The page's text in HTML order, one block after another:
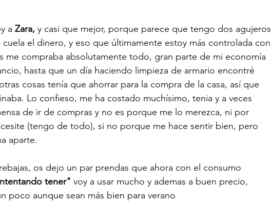
a Zara, y casi que mejor, porque parece que tengo dos agujeros
el dinero, y eso que últimamente estoy más controlada con
me compraba absolutamente todo, gran parte de mi economía
hasta que un día haciendo limpieza de armario encontré
cosas tenía que ahorrar para la compra de la casa, así que
Lo confieso, me ha costado muchísimo, tenia y a veces
de ir de compras y no es porque me lo merezca, ni por
(tengo de todo), si no porque me hace sentir bien, pero
aparte.
os dejo un par prendas que ahora con el consumo
tener" voy a usar mucho y ademas a buen precio,
poco aunque sean más bien para verano